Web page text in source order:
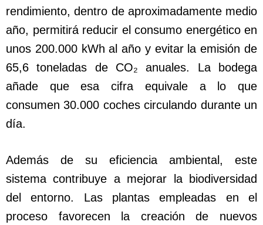
rendimiento, dentro de aproximadamente medio
año, permitirá reducir el consumo energético en
unos 200.000 kWh al año y evitar la emisión de
65,6 toneladas de CO₂ anuales. La bodega
añade que esa cifra equivale a lo que
consumen 30.000 coches circulando durante un
día.
Además de su eficiencia ambiental, este
sistema contribuye a mejorar la biodiversidad
del entorno. Las plantas empleadas en el
proceso favorecen la creación de nuevos